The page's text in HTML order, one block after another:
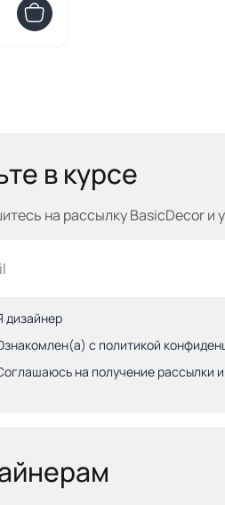
в курсе
на рассылку BasicDecor и
дизайнер
с политикой
на получение рассылки